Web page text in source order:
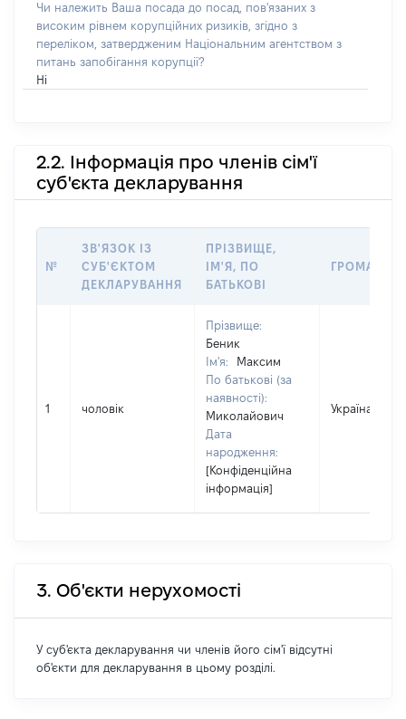
Чи належить Ваша посада до посад, пов'язаних з
високим рівнем корупційних ризиків, згідно з
переліком, затвердженим Національним агентством з
питань запобігання корупції?
Ні
2.2. Інформація про членів сім'ї
суб'єкта декларування
№
ЗВ'ЯЗОК ІЗ
СУБ'ЄКТОМ
ДЕКЛАРУВАННЯ
ПРІЗВИЩЕ,
ІМ'Я, ПО
БАТЬКОВІ
1 чоловік
Прізвище:
Беник
Ім'я:
Максим
По батькові (за
наявності):
Миколайович
Дата
народження:
[Конфіденційна
інформація]
Україна
3. Об'єкти нерухомості
У суб'єкта декларування чи членів його сім'ї відсутні
об'єкти для декларування в цьому розділі.